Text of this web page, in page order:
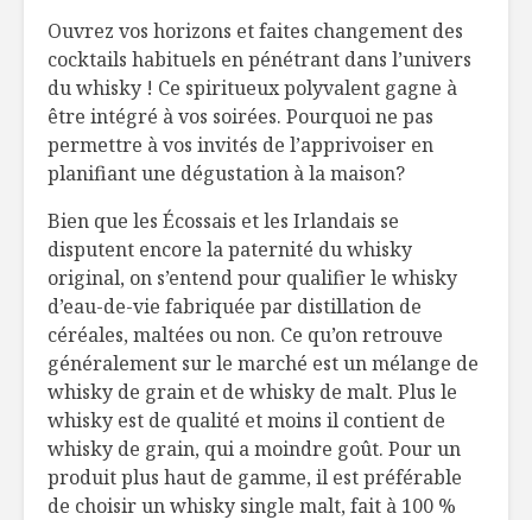
Ouvrez vos horizons et faites changement des
cocktails habituels en pénétrant dans l’univers
du whisky ! Ce spiritueux polyvalent gagne à
être intégré à vos soirées. Pourquoi ne pas
permettre à vos invités de l’apprivoiser en
planifiant une dégustation à la maison?
Bien que les Écossais et les Irlandais se
disputent encore la paternité du whisky
original, on s’entend pour qualifier le whisky
d’eau-de-vie fabriquée par distillation de
céréales, maltées ou non. Ce qu’on retrouve
généralement sur le marché est un mélange de
whisky de grain et de whisky de malt. Plus le
whisky est de qualité et moins il contient de
whisky de grain, qui a moindre goût. Pour un
produit plus haut de gamme, il est préférable
de choisir un whisky single malt, fait à 100 %
Tarte Tian roulé
Six habitudes
alimentaires en
2017
Une belle
sur les
5 trucs
vos fines